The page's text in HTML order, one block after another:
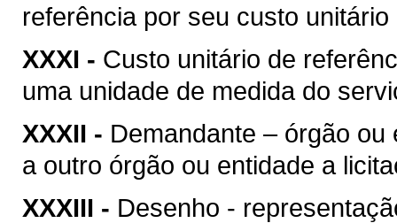
referência por seu custo
XXXI - Custo unitário de
uma unidade de medida do
XXXII - Demandante – órgão
a outro órgão ou entidade a
XXXIII - Desenho -